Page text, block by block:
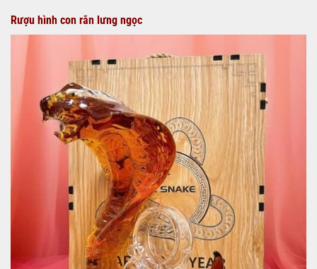
Rượu hình con rắn lưng ngọc